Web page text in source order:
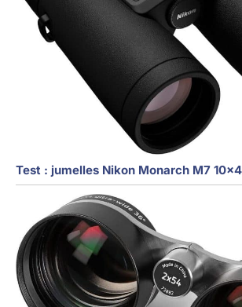
Test : jumelles Nikon Monarch M7